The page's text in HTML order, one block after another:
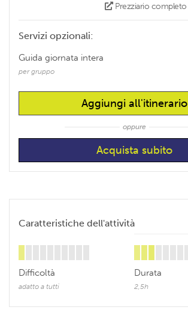
Prezziario completo
Servizi opzionali:
Guida giornata intera
per gruppo
Aggiungi all'itinerario
oppure
Caratteristiche dell'attività
Difficoltà
adatto a tutti
Durata
2,5h